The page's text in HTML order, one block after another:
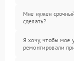
Мне нужен
сделать?
Я хочу, чтобы мое
ремонтировали